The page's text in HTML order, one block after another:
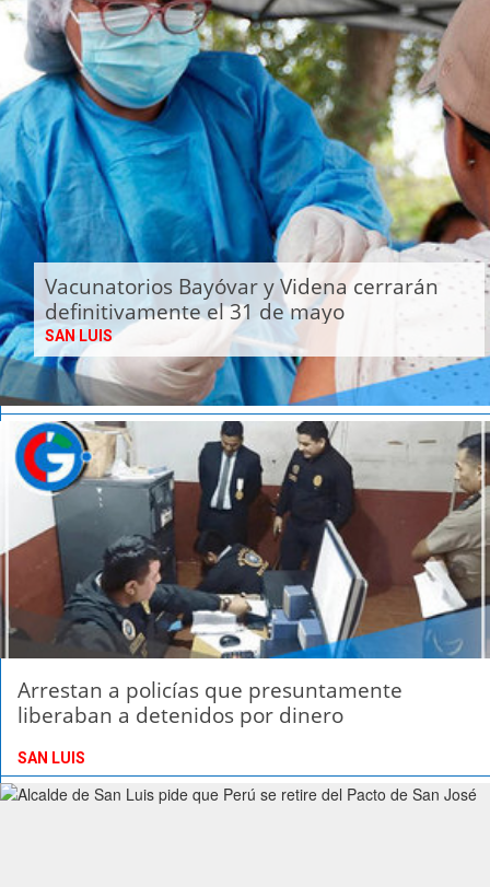
Vacunatorios Bayóvar y Videna cerrarán
definitivamente el 31 de mayo
SAN LUIS
Arrestan a policías que presuntamente
liberaban a detenidos por dinero
SAN LUIS